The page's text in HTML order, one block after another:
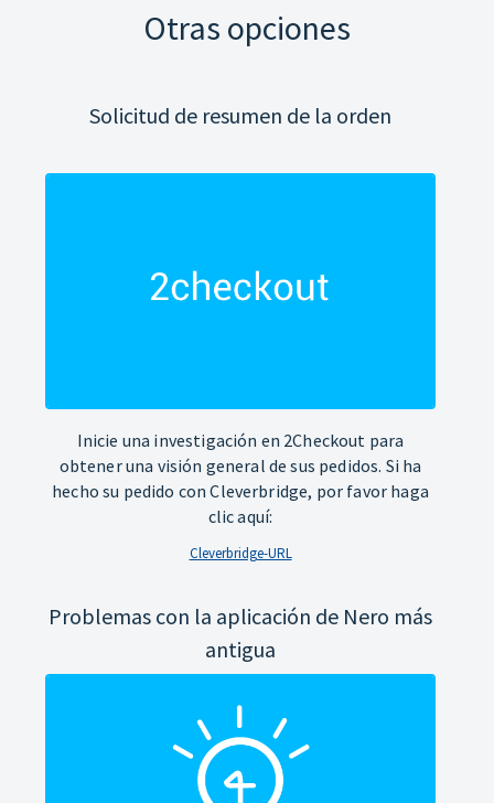
Otras opciones
Solicitud de resumen de la orden
Inicie una investigación en 2Checkout para
obtener una visión general de sus pedidos. Si ha
hecho su pedido con Cleverbridge, por favor haga
clic aquí:
Cleverbridge-URL
Problemas con la aplicación de Nero más
antigua